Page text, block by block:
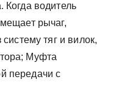
Когда водитель
рычаг,
тяг и вилок,
Муфта
передачи с